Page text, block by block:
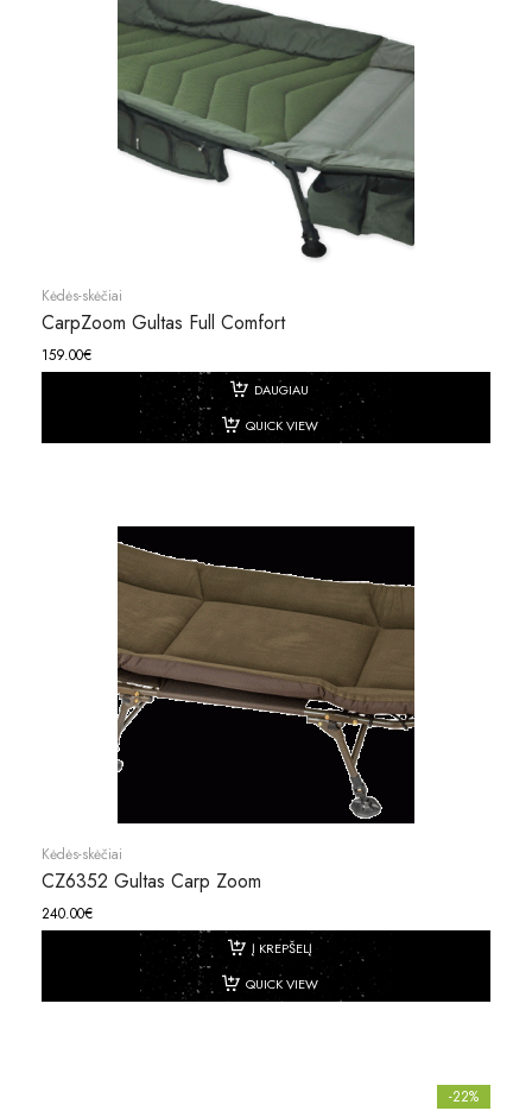
Kėdės-skėčiai
CarpZoom Gultas Full Comfort
159.00€
DAUGIAU
QUICK VIEW
Kėdės-skėčiai
CZ6352 Gultas Carp Zoom
240.00€
Į KREPŠELĮ
QUICK VIEW
-22%